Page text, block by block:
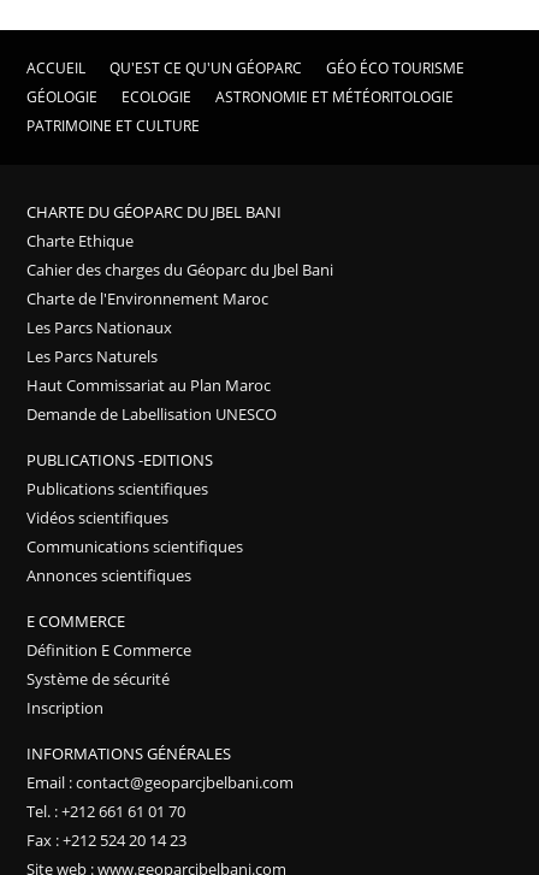
ACCUEIL QU'EST CE QU'UN GÉOPARC
GÉO ÉCO TOURISME
GÉOLOGIE
ECOLOGIE
ASTRONOMIE ET MÉTÉORITOLOGIE
PATRIMOINE ET CULTURE
CHARTE DU GÉOPARC DU JBEL BANI
Charte Ethique
Cahier des charges du Géoparc du Jbel Bani
Charte de l'Environnement Maroc
Les Parcs Nationaux
Les Parcs Naturels
Haut Commissariat au Plan Maroc
Demande de Labellisation UNESCO
PUBLICATIONS -EDITIONS
Publications scientifiques
Vidéos scientifiques
Communications scientifiques
Annonces scientifiques
E COMMERCE
Définition E Commerce
Système de sécurité
Inscription
INFORMATIONS GÉNÉRALES
Email : contact@geoparcjbelbani.com
Tel. : +212 661 61 01 70
Fax : +212 524 20 14 23
Site web : www.geoparcjbelbani.com